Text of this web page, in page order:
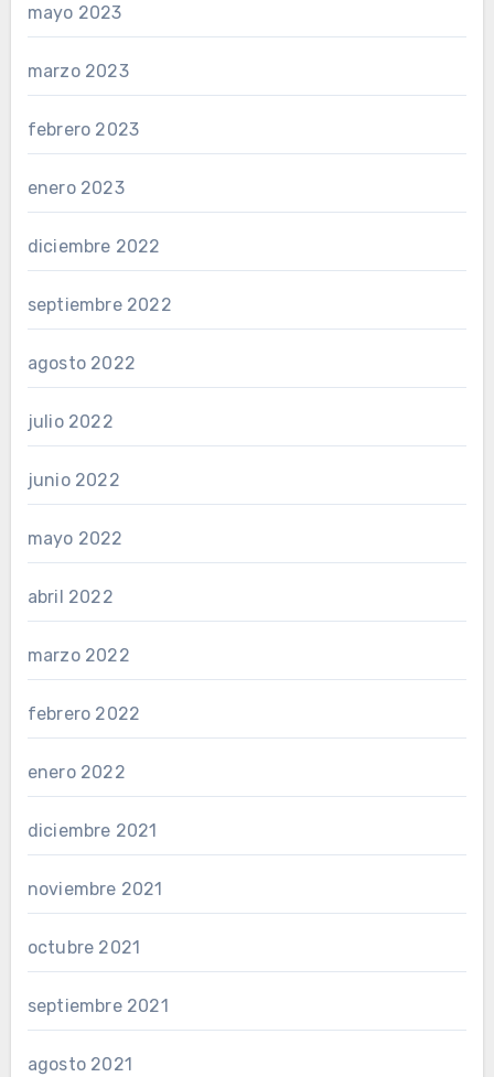
mayo 2023
marzo 2023
febrero 2023
enero 2023
diciembre 2022
septiembre 2022
agosto 2022
julio 2022
junio 2022
mayo 2022
abril 2022
marzo 2022
febrero 2022
enero 2022
diciembre 2021
noviembre 2021
octubre 2021
septiembre 2021
agosto 2021